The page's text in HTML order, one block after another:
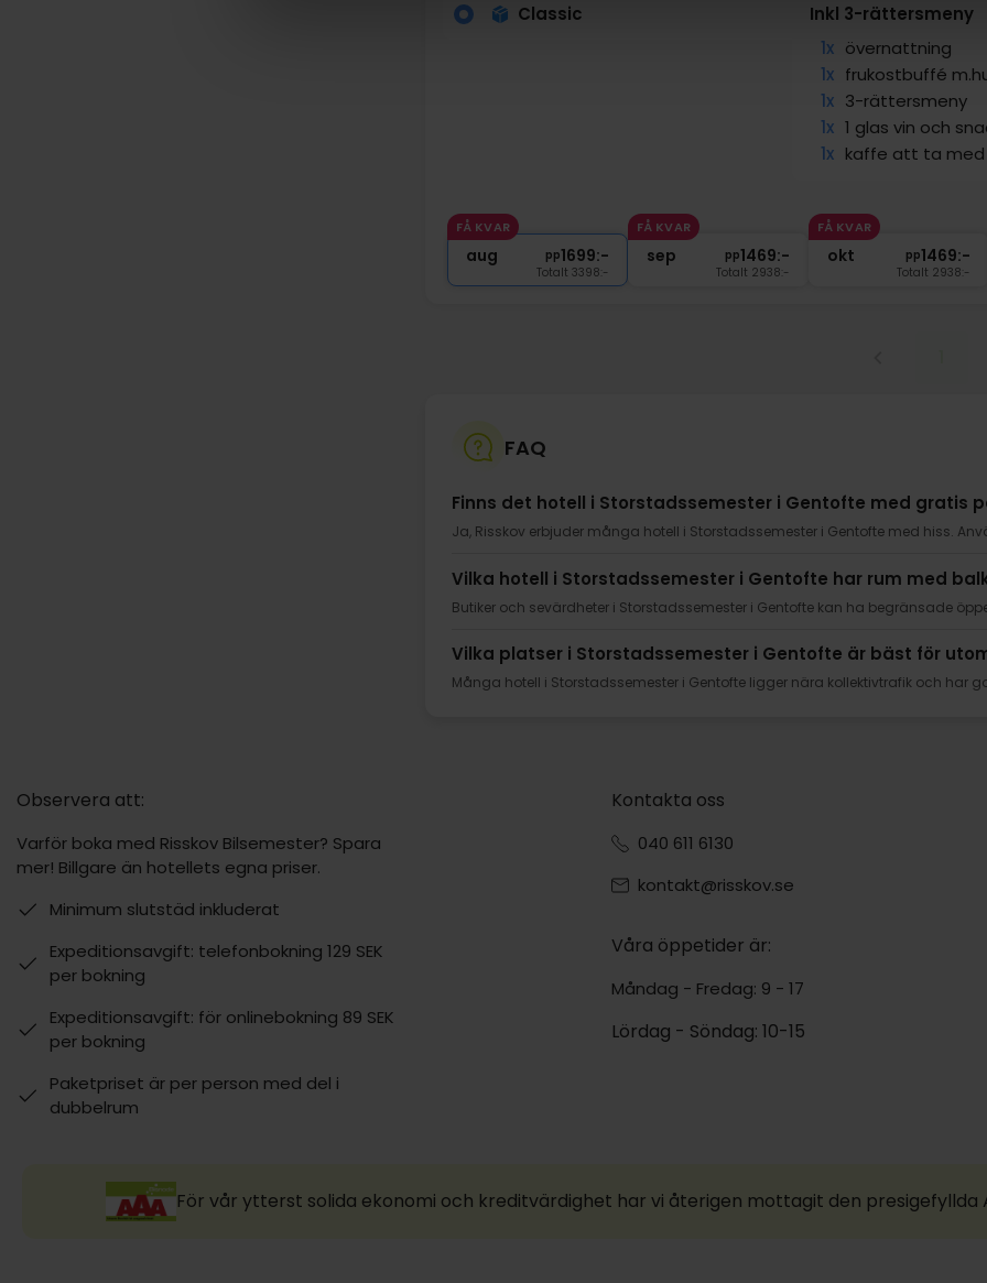
Classic
Inkl 3-rättersmeny
1x övernattning
1x frukostbuffé
1x 3-rättersmeny
1x 1 glas vin och
1x kaffe att ta med
FÅ KVAR
aug pp1699:-
Totalt 3398:-
FÅ KVAR
sep pp1469:-
Totalt 2938:-
FÅ KVAR
okt pp1469:-
Totalt 2938:-
FAQ
Finns det hotell i Storstadssemester i Gentofte med gratis
Ja, Risskov erbjuder många hotell i Storstadssemester i Gentofte med hiss.
Vilka hotell i Storstadssemester i Gentofte har rum med
Butiker och sevärdheter i Storstadssemester i Gentofte kan ha begränsade
Vilka platser i Storstadssemester i Gentofte är bäst för
Många hotell i Storstadssemester i Gentofte ligger nära kollektivtrafik och har
Observera att:
Varför boka med Risskov Bilsemester? Spara
mer! Billgare än hotellets egna priser.
Minimum slutstäd inkluderat
Expeditionsavgift: telefonbokning 129 SEK
per bokning
Expeditionsavgift: för onlinebokning 89 SEK
per bokning
Paketpriset är per person med del i
dubbelrum
Kontakta oss
040 611 6130
kontakt@risskov.se
Våra öppetider är:
Måndag - Fredag: 9 - 17
Lördag - Söndag: 10-15
För vår ytterst solida ekonomi och kreditvärdighet har vi återigen mottagit den presigefyllda